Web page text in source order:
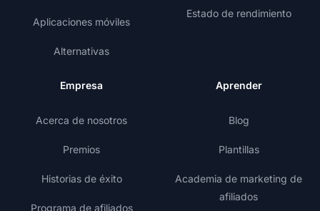
Aplicaciones móviles
Alternativas
Estado de rendimiento
Empresa
Acerca de nosotros
Premios
Historias de éxito
Programa de afiliados
Aprender
Blog
Plantillas
Academia de marketing de
afiliados